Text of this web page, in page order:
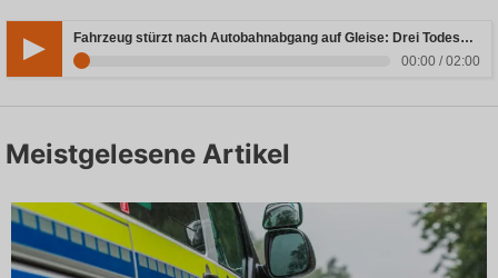
Fahrzeug stürzt nach Autobahnabgang auf Gleise: Drei Todesopfer in Bayern
00:00 / 02:00
Meistgelesene Artikel